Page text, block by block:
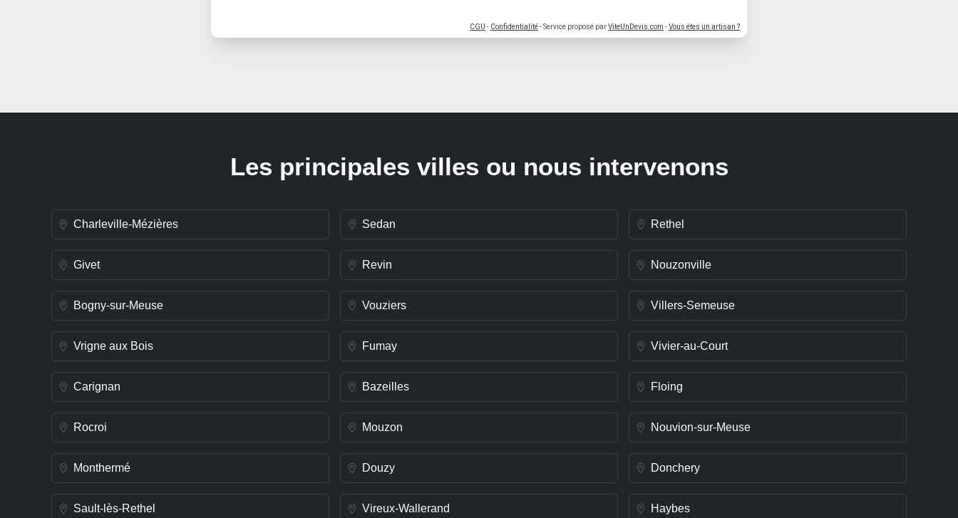
CGU - Confidentialité- Service proposé parViteUnDevis.com -Vous êtes un artisan ?
Les principales villes ou nous intervenons
Charleville-Mézières Sedan Rethel
Givet Revin Nouzonville
Bogny-sur-Meuse Vouziers Villers-Semeuse
Vrigne aux Bois Fumay Vivier-au-Court
Carignan Bazeilles Floing
Rocroi Mouzon Nouvion-sur-Meuse
Monthermé Douzy Donchery
Sault-lès-Rethel Vireux-Wallerand Haybes